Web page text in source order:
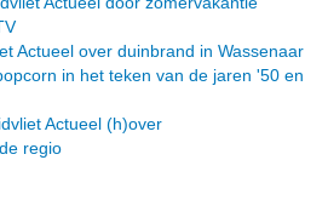
Actueel over duinbrand in Wassenaar
in het teken van de jaren '50 en
Actueel (h)over
regio